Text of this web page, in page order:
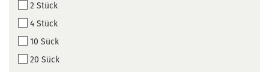
2 Stück
4 Stück
10 Sück
20 Sück